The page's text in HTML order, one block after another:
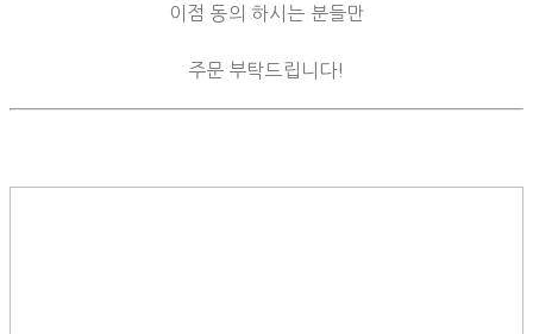
이점 동의 하시는 분들만
주문 부탁드립니다!